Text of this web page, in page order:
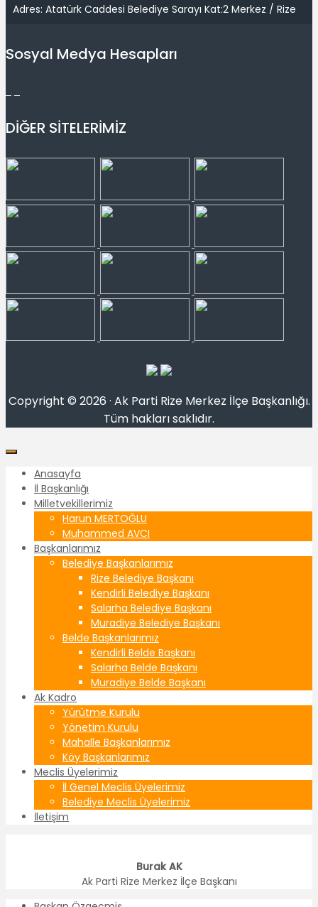
Adres: Atatürk Caddesi Belediye Sarayı Kat:2 Merkez / Rize
Sosyal Medya Hesapları
DİĞER SİTELERİMİZ
Copyright © 2026 · Ak Parti Rize Merkez İlçe Başkanlığı.
Tüm hakları saklıdır.
Anasayfa
İl Başkanlığı
Milletvekillerimiz
Harun MERTOĞLU
Muhammed AVCI
Başkanlarımız
Belediye Başkanlarımız
Rize Belediye Başkanı
Kendirli Belediye Başkanı
Salarha Belediye Başkanı
Muradiye Belediye Başkanı
Belde Başkanlarımız
Kendirli Belde Başkanı
Salarha Belde Başkanı
Muradiye Belde Başkanı
Ak Kadro
Yürütme Kurulu
Yönetim Kurulu
Mahalle Başkanlarımız
Köy Başkanlarımız
Meclis Üyelerimiz
İl Genel Meclis Üyelerimiz
Belediye Meclis Üyelerimiz
İletişim
Burak AK
Ak Parti Rize Merkez İlçe Başkanı